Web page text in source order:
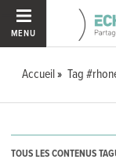
MENU
Accueil Tag
TOUS LES CONTENUS